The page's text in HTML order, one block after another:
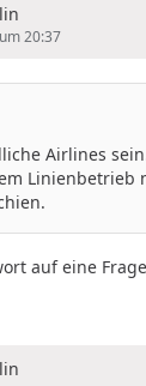
20:37
Airlines
Linienbetrieb
auf eine